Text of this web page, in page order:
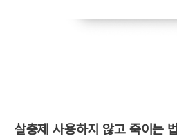
​ 살충제 사용하지 않고 죽이는 법